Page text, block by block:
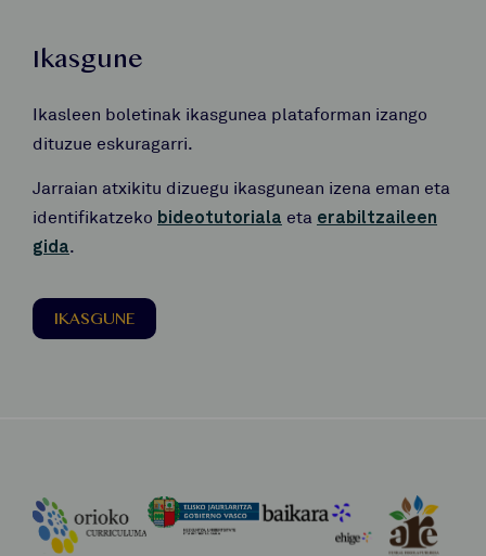
Ikasgune
Ikasleen boletinak ikasgunea plataforman izango
dituzue eskuragarri.
Jarraian atxikitu dizuegu ikasgunean izena eman eta
identifikatzeko bideotutoriala eta erabiltzaileen
gida.
IKASGUNE